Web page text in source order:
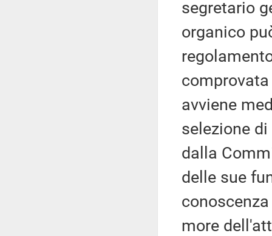
segretario
organico
avviene
selezione
dalla
delle sue
more